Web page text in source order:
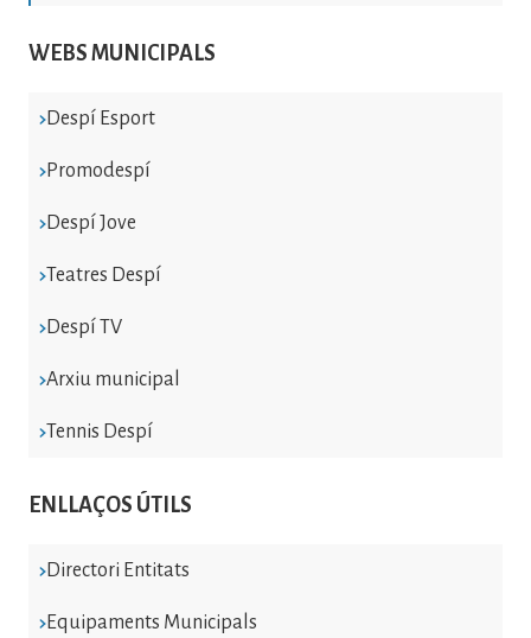
WEBS MUNICIPALS
Despí Esport
Promodespí
Despí Jove
Teatres Despí
Despí TV
Arxiu municipal
Tennis Despí
ENLLAÇOS ÚTILS
Directori Entitats
Equipaments Municipals